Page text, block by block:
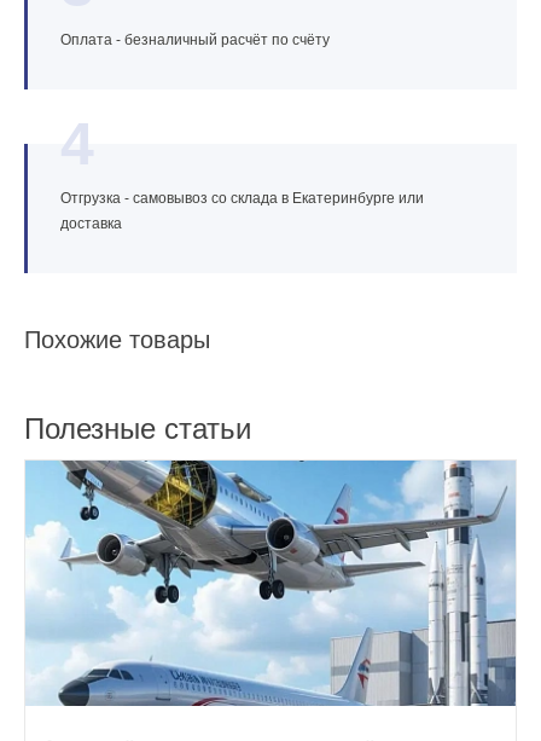
Оплата - безналичный расчёт по счёту
4
Отгрузка - самовывоз со склада в Екатеринбурге или
доставка
Похожие товары
Полезные статьи